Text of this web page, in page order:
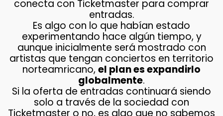
conecta con Ticketmaster para comprar
entradas.
Es algo con lo que habían estado
experimentando hace algún tiempo, y
aunque inicialmente será mostrado con
artistas que tengan conciertos en territorio
norteamricano, el plan es expandirlo
globalmente.
Si la oferta de entradas continuará siendo
solo a través de la sociedad con
Ticketmaster o no, es algo que no sabemos